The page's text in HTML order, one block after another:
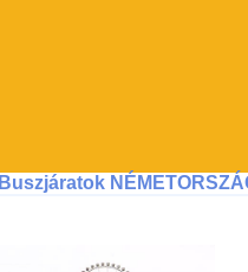
Buszjáratok